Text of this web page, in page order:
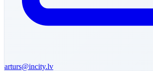
arturs@incity.lv